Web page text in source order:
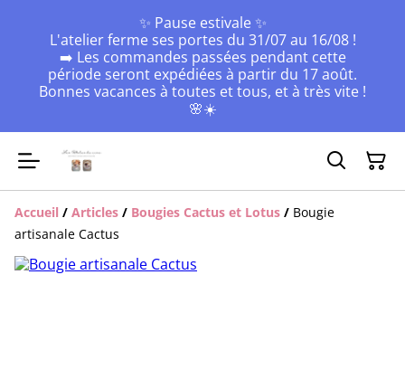
✨ Pause estivale ✨
L'atelier ferme ses portes du 31/07 au 16/08 !
➡️ Les commandes passées pendant cette
période seront expédiées à partir du 17 août.
Bonnes vacances à toutes et tous, et à très vite !
🌸☀️
Accueil / Articles / Bougies Cactus et Lotus / Bougie
artisanale Cactus